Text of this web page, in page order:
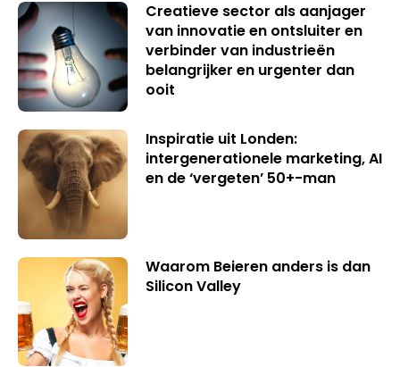
Creatieve sector als aanjager
van innovatie en ontsluiter en
verbinder van industrieën
belangrijker en urgenter dan
ooit
Inspiratie uit Londen:
intergenerationele marketing, AI
en de ‘vergeten’ 50+-man
Waarom Beieren anders is dan
Silicon Valley